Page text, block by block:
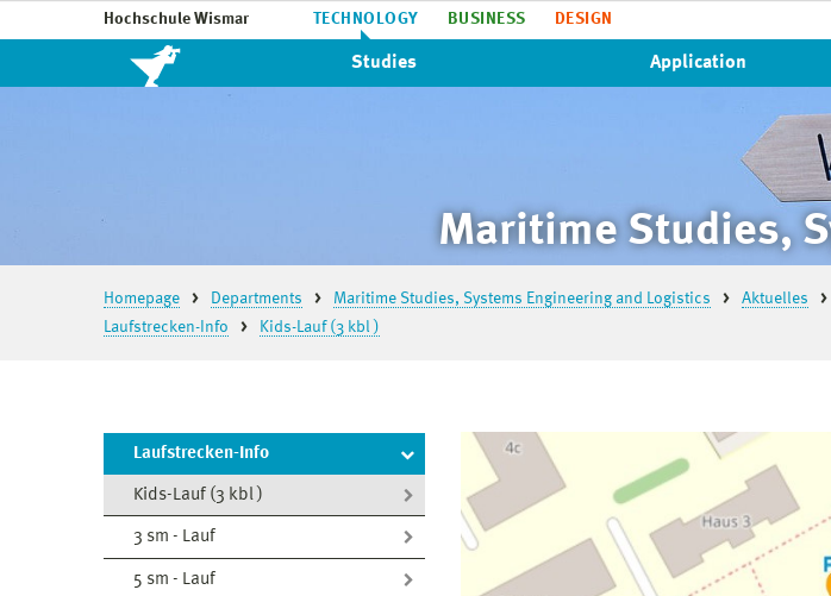
Hochschule Wismar TECHNOLOGY BUSINESS DESIGN
Studies Application
Maritime Studies,
Homepage Departments Maritime Studies, Systems Engineering and Logistics Aktuelles
Laufstrecken-Info
Kids-Lauf (3 kbl )
Laufstrecken-Info
Kids-Lauf (3 kbl )
3 sm - Lauf
5 sm - Lauf